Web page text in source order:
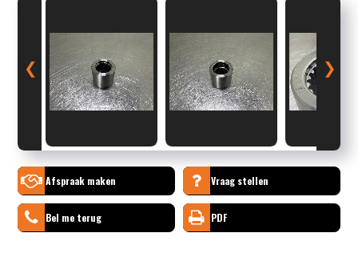
❮ ❯
Afspraak maken Vraag stellen
Bel me terug PDF